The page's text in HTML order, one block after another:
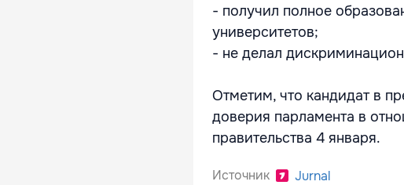
- получил полное
университетов;
- не делал
Отметим, что кандидат в
доверия парламента в
правительства 4 января.
Источник Jurnal